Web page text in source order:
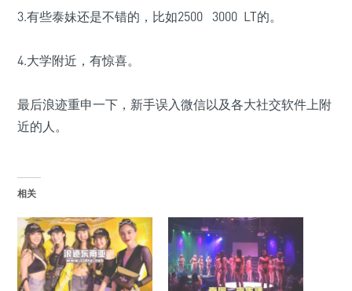
3.有些泰妹还是不错的，比如2500 3000 LT的。
4.大学附近，有惊喜。
最后浪迹重申一下，新手误入微信以及各大社交软件上附
近的人。
相关